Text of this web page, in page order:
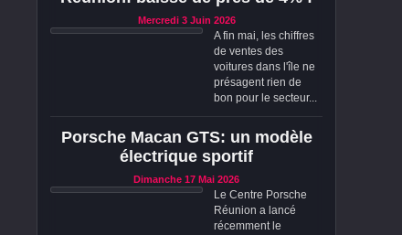
Mercredi 3 Juin 2026
A fin mai, les chiffres
de ventes des
voitures dans l'île ne
présagent rien de
bon pour le secteur...
Porsche Macan GTS: un modèle
électrique sportif
Dimanche 17 Mai 2026
Le Centre Porsche
Réunion a lancé
récemment le